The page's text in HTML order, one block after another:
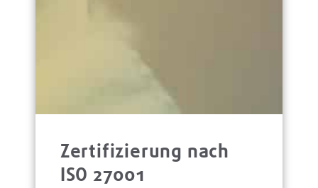
Zertifizierung nach
ISO 27001